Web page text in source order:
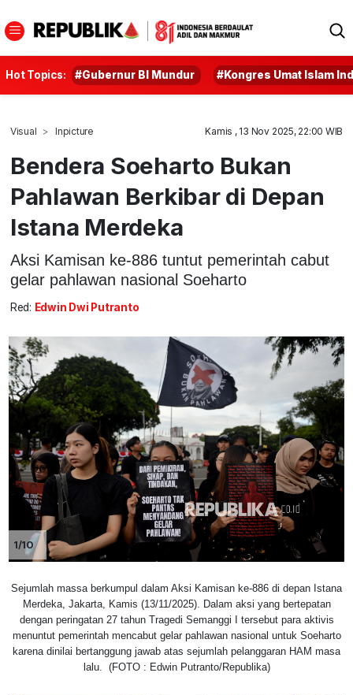
Hot Topics: #Gubernur BI Mundur #Kongres Umat Islam
Visual Inpicture Kamis , 13 Nov 2025, 22:00 WIB
Bendera Soeharto Bukan
Pahlawan Berkibar di Depan
Istana Merdeka
Aksi Kamisan ke-886 tuntut pemerintah cabut
gelar pahlawan nasional Soeharto
Red: Edwin Dwi Putranto
1/10
Sejumlah massa berkumpul dalam Aksi Kamisan ke-886 di depan Istana
Merdeka, Jakarta, Kamis (13/11/2025). Dalam aksi yang bertepatan
dengan peringatan 27 tahun Tragedi Semanggi I tersebut para aktivis
menuntut pemerintah mencabut gelar pahlawan nasional untuk Soeharto
karena dinilai bertanggung jawab atas sejumlah pelanggaran HAM masa
lalu. (FOTO : Edwin Putranto/Republika)